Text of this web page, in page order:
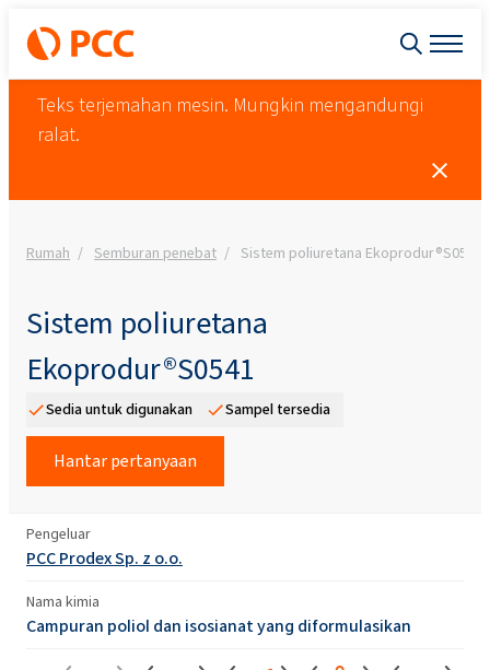
Teks terjemahan mesin. Mungkin mengandungi
ralat.
Rumah Semburan penebat Sistem poliuretana Ekoprodur®S0541
Sistem poliuretana
Ekoprodur®S0541
Sedia untuk digunakan Sampel tersedia
Hantar pertanyaan
Pengeluar
PCC Prodex Sp. z o.o.
Nama kimia
Campuran poliol dan isosianat yang diformulasikan